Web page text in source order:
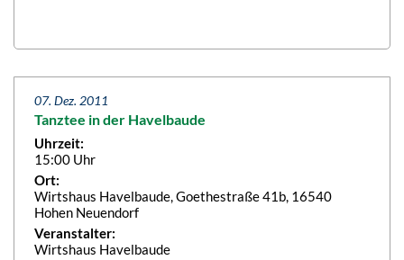
07. Dez. 2011
Tanztee in der Havelbaude
Uhrzeit:
15:00 Uhr
Ort:
Wirtshaus Havelbaude, Goethestraße 41b, 16540
Hohen Neuendorf
Veranstalter:
Wirtshaus Havelbaude